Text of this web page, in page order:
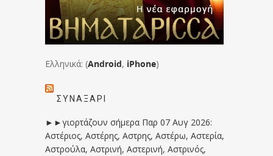
Ελληνικά: (Android, iPhone)
ΣΥΝΑΞΆΡΙ
►►γιορτάζουν σήμερα Παρ 07 Αυγ 2026:
Αστέριος, Αστέρης, Αστρης, Αστέρω, Αστερία,
Αστρούλα, Αστρινή, Αστερινή, Αστρινός,